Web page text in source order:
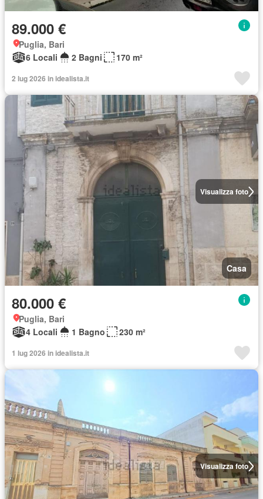
89.000 €
Puglia, Bari
6 Locali
2 Bagni 170 m²
2 lug 2026 in idealista.it
Visualizza foto
Casa
80.000 €
Puglia, Bari
4 Locali
1 Bagno 230 m²
1 lug 2026 in idealista.it
Visualizza foto